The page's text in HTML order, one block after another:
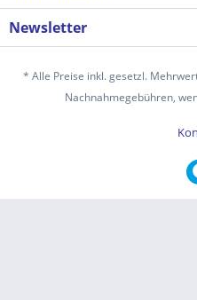
Newsletter
* Alle Preise inkl. gesetzl.
Nachnahmegebühren,